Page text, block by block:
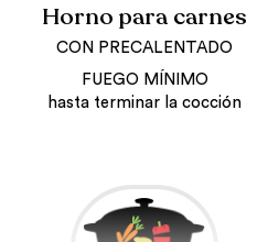
Horno para carnes
CON PRECALENTADO
FUEGO MÍNIMO
hasta terminar la cocción